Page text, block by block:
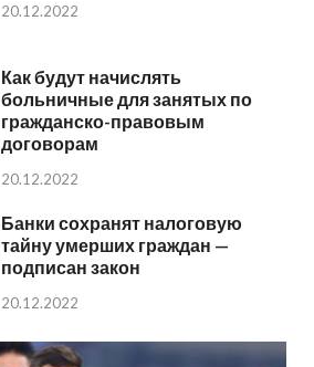
20.12.2022
Как будут начислять
больничные для занятых по
гражданско-правовым
договорам
20.12.2022
Банки сохранят налоговую
тайну умерших граждан —
подписан закон
20.12.2022